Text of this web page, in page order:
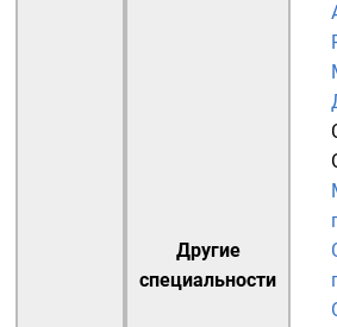
Другие
специальности